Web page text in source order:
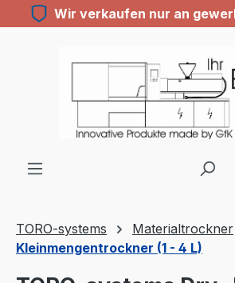
Zum Hauptinhalt springen
Wir verkaufen nur an
TORO-systems
Materialtrockner
Kleinmengentrockner (1 - 4 L)